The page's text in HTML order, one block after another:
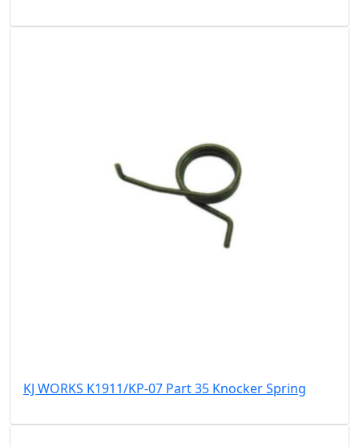
KJ WORKS K1911/KP-07 Part 35 Knocker Spring